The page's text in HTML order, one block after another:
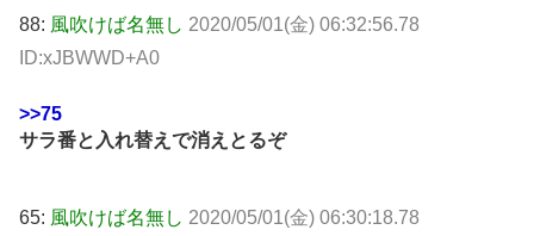
88: 風吹けば名無し 2020/05/01(金) 06:32:56.78
ID:xJBWWD+A0
>>75
サラ番と入れ替えで消えとるぞ
65: 風吹けば名無し 2020/05/01(金) 06:30:18.78